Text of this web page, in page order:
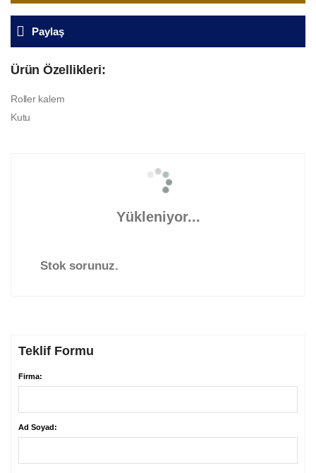
Paylaş
Ürün Özellikleri:
Roller kalem
Kutu
Yükleniyor...
Stok sorunuz.
Teklif Formu
Firma:
Ad Soyad: